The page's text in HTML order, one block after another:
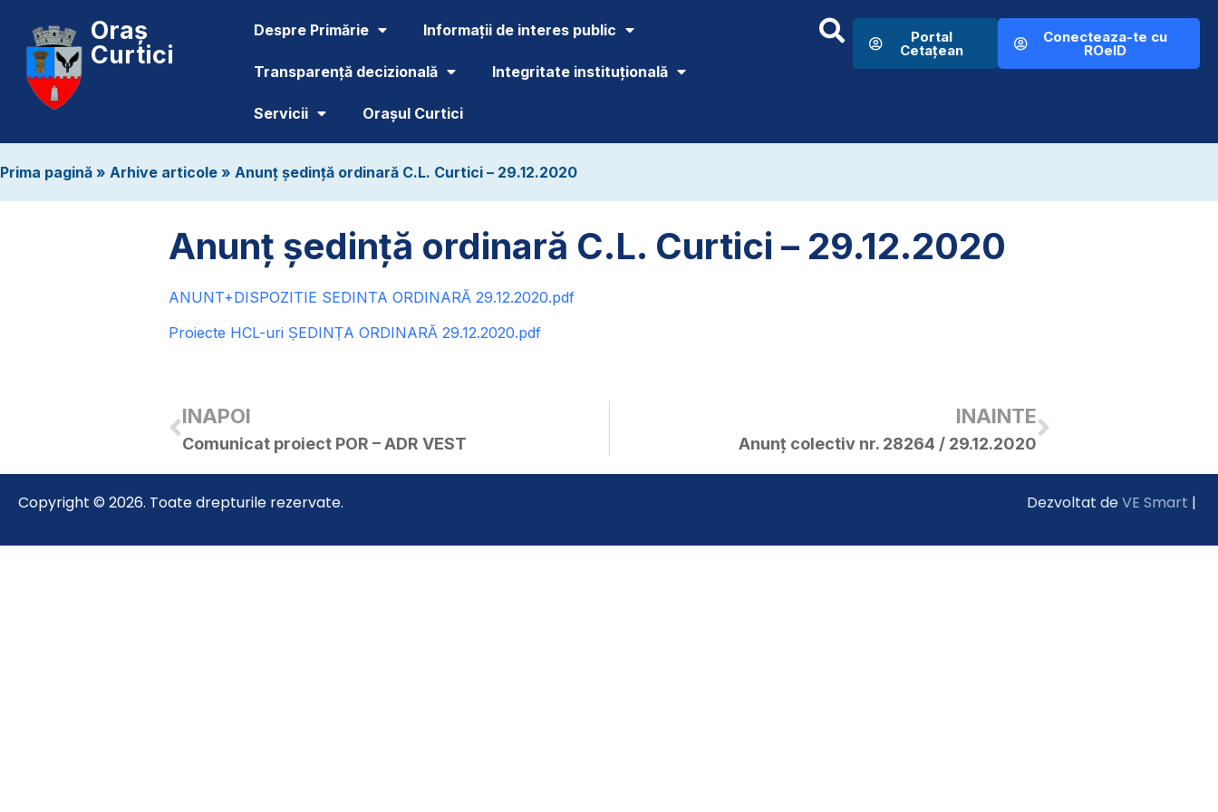
Oraș
Curtici
Despre Primărie Informații de interes public
Transparență decizională Integritate instituțională
Servicii Orașul Curtici
Portal
Cetațean
Conecteaza-te cu
ROeID
Prima pagină » Arhive articole » Anunț ședință ordinară C.L. Curtici – 29.12.2020
Anunț ședință ordinară C.L. Curtici – 29.12.2020
ANUNT+DISPOZITIE SEDINTA ORDINARĂ 29.12.2020.pdf
Proiecte HCL-uri ȘEDINȚA ORDINARĂ 29.12.2020.pdf
INAPOI
Comunicat proiect POR – ADR VEST
INAINTE
Anunț colectiv nr. 28264 / 29.12.2020
Copyright © 2026. Toate drepturile rezervate. Dezvoltat deVE Smart |